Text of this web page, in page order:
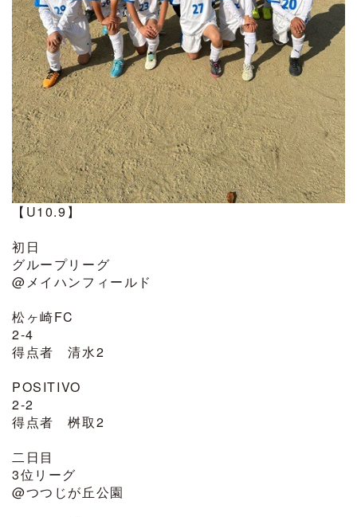
【U10.9】
初日
グループリーグ
@メイハンフィールド
松ヶ崎FC
2-4
得点者 清水2
POSITIVO
2-2
得点者 桝取2
二日目
3位リーグ
@つつじが丘公園